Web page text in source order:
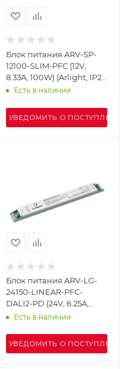
Блок питания ARV-SP-
12100-SLIM-PFC (12V,
8.33A, 100W) (Arlight, IP20
Пластик, 5 лет)
Есть в наличии
УВЕДОМИТЬ О ПОСТУПЛЕНИИ
Блок питания ARV-LG-
24150-LINEAR-PFC-
DALI2-PD (24V, 6.25A,
150W) (Arlight, IP20
Есть в наличии
УВЕДОМИТЬ О ПОСТУПЛЕНИИ